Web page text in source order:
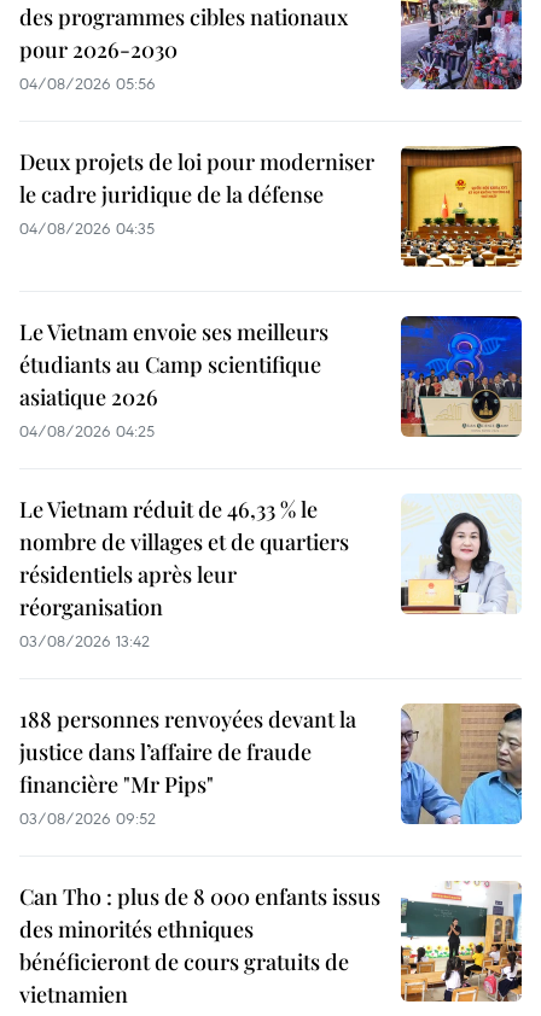
des programmes cibles nationaux
pour 2026-2030
04/08/2026 05:56
Deux projets de loi pour moderniser
le cadre juridique de la défense
04/08/2026 04:35
Le Vietnam envoie ses meilleurs
étudiants au Camp scientifique
asiatique 2026
04/08/2026 04:25
Le Vietnam réduit de 46,33 % le
nombre de villages et de quartiers
résidentiels après leur
réorganisation
03/08/2026 13:42
188 personnes renvoyées devant la
justice dans l’affaire de fraude
financière "Mr Pips"
03/08/2026 09:52
Can Tho : plus de 8 000 enfants issus
des minorités ethniques
bénéficieront de cours gratuits de
vietnamien